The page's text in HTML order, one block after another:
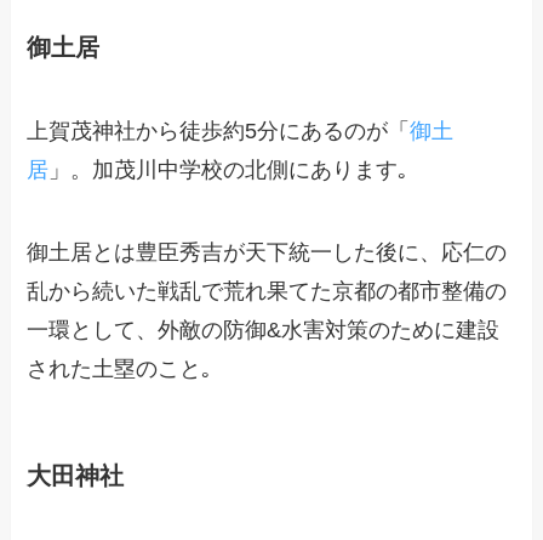
御土居
上賀茂神社から徒歩約5分にあるのが「御土
居 」。加茂川中学校の北側にあります｡
御土居とは豊臣秀吉が天下統一した後に、応仁の
乱から続いた戦乱で荒れ果てた京都の都市整備の
一環として、外敵の防御&水害対策のために建設
された土塁のこと｡
大田神社